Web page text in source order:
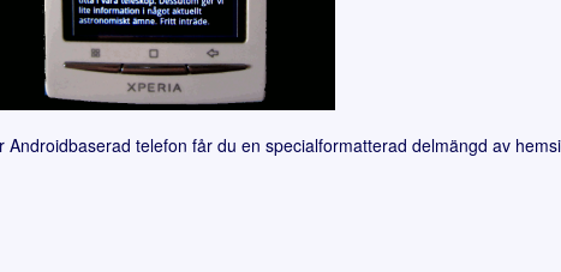
telefon får du en specialformatterad delmängd av